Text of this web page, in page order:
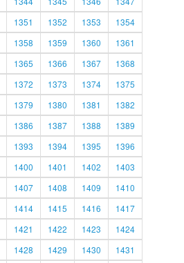
1351 1352 1353
1354
1358 1359 1360
1361
1365 1366 1367
1368
1372 1373 1374
1375
1379 1380 1381
1382
1386 1387 1388
1389
1393 1394 1395
1396
1400 1401 1402
1403
1407 1408 1409
1410
1414 1415 1416
1417
1421 1422 1423
1424
1428 1429 1430 1431